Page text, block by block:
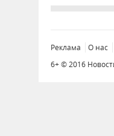
Реклама О нас
6+ © 2016